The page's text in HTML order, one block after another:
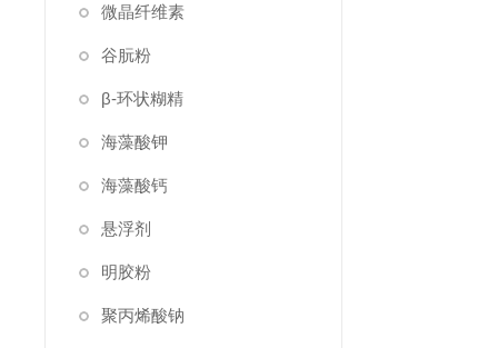
微晶纤维素
谷朊粉
β-环状糊精
海藻酸钾
海藻酸钙
悬浮剂
明胶粉
聚丙烯酸钠